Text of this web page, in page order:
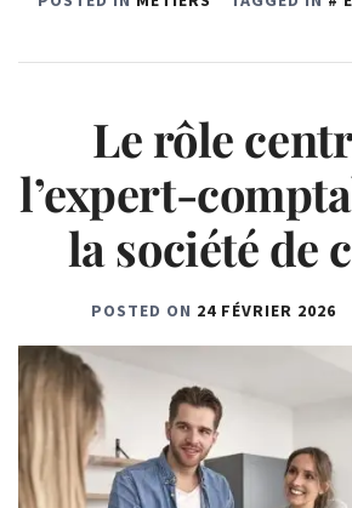
Le rôle
l’expert-
la société de
POSTED ON 24 FÉVRIER 2026